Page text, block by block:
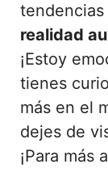
tendencias
realidad
¡Estoy
tienes
más en el
dejes de
¡Para más